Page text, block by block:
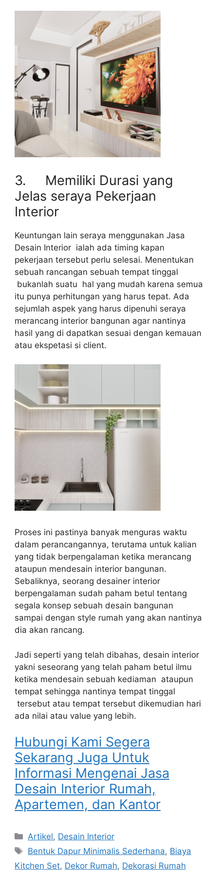
3. Memiliki Durasi yang
Jelas seraya Pekerjaan
Interior
Keuntungan lain seraya menggunakan Jasa
Desain Interior ialah ada timing kapan
pekerjaan tersebut perlu selesai. Menentukan
sebuah rancangan sebuah tempat tinggal
bukanlah suatu hal yang mudah karena semua
itu punya perhitungan yang harus tepat. Ada
sejumlah aspek yang harus dipenuhi seraya
merancang interior bangunan agar nantinya
hasil yang di dapatkan sesuai dengan kemauan
atau ekspetasi si client.
Proses ini pastinya banyak menguras waktu
dalam perancangannya, terutama untuk kalian
yang tidak berpengalaman ketika merancang
ataupun mendesain interior bangunan.
Sebaliknya, seorang desainer interior
berpengalaman sudah paham betul tentang
segala konsep sebuah desain bangunan
sampai dengan style rumah yang akan nantinya
dia akan rancang.
Jadi seperti yang telah dibahas, desain interior
yakni seseorang yang telah paham betul ilmu
ketika mendesain sebuah kediaman ataupun
tempat sehingga nantinya tempat tinggal
tersebut atau tempat tersebut dikemudian hari
ada nilai atau value yang lebih.
Hubungi Kami Segera
Sekarang Juga Untuk
Informasi Mengenai Jasa
Desain Interior Rumah,
Apartemen, dan Kantor
Artikel, Desain Interior
Bentuk Dapur Minimalis Sederhana, Biaya
Kitchen Set, Dekor Rumah, Dekorasi Rumah